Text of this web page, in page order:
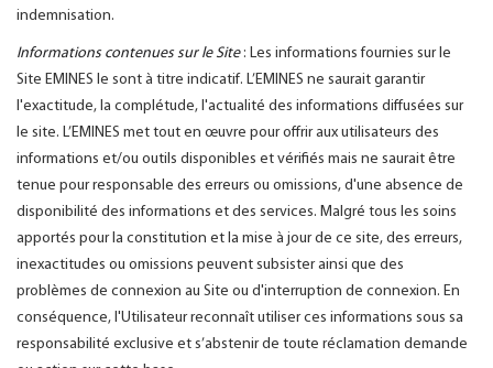
indemnisation.
Informations contenues sur le Site: Les informations fournies sur le
Site EMINES le sont à titre indicatif. L’EMINES ne saurait garantir
l'exactitude, la complétude, l'actualité des informations diffusées sur
le site. L’EMINES met tout en œuvre pour offrir aux utilisateurs des
informations et/ou outils disponibles et vérifiés mais ne saurait être
tenue pour responsable des erreurs ou omissions, d'une absence de
disponibilité des informations et des services. Malgré tous les soins
apportés pour la constitution et la mise à jour de ce site, des erreurs,
inexactitudes ou omissions peuvent subsister ainsi que des
problèmes de connexion au Site ou d'interruption de connexion. En
conséquence, l'Utilisateur reconnaît utiliser ces informations sous sa
responsabilité exclusive et s’abstenir de toute réclamation demande